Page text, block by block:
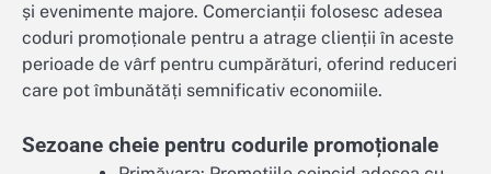
și evenimente majore. Comercianții folosesc adesea
coduri promoționale pentru a atrage clienții în aceste
perioade de vârf pentru cumpărături, oferind reduceri
care pot îmbunătăți semnificativ economiile.
Sezoane cheie pentru codurile promoționale